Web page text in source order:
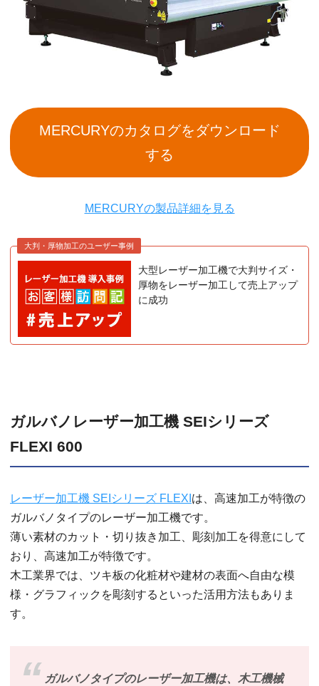
MERCURYのカタログをダウンロード
する
MERCURYの製品詳細を見る
大判・厚物加工のユーザー事例
大型レーザー加工機で大判サイズ・
厚物をレーザー加工して売上アップ
に成功
ガルバノレーザー加工機 SEIシリーズ
FLEXI 600
レーザー加工機 SEIシリーズ FLEXI は、高速加工が特徴の
ガルバノタイプのレーザー加工機です。
薄い素材のカット・切り抜き加工、彫刻加工を得意にして
おり、高速加工が特徴です。
木工業界では、ツキ板の化粧材や建材の表面へ自由な模
様・グラフィックを彫刻するといった活用方法もありま
す。
ガルバノタイプのレーザー加工機は、木工機械